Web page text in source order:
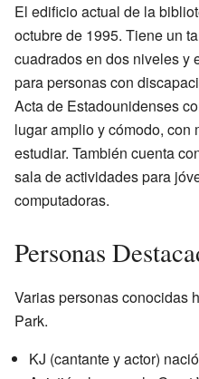
El edificio actual de la
octubre de 1995. Tiene un
cuadrados en dos niveles y
para personas con
Acta de Estadounidenses
lugar amplio y cómodo, con
estudiar. También cuenta
sala de actividades para
computadoras.
Personas
Varias personas conocidas
Park.
KJ (cantante y actor)